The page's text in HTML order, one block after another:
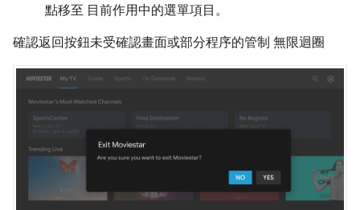
點移至 目前作用中的選單項目。
確認返回按鈕未受確認畫面或部分程序的管制 無限迴圈